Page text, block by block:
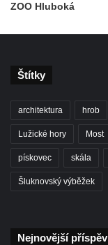
Socha svaté
na Mezní Louce
Kamenný
Socha vodníka
ZOO Hluboká
Štítky
architektura hrob
Lužické hory Most
pískovec skála
Šluknovský výběžek
Nejnovější